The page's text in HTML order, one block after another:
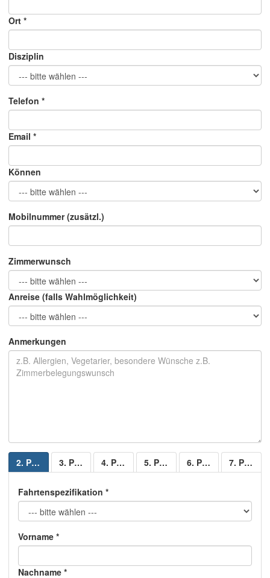
Ort *
Disziplin
Telefon *
Email *
Können
Mobilnummer (zusätzl.)
Zimmerwunsch
Anreise (falls Wahlmöglichkeit)
Anmerkungen
2. Person 3. Person 4. Person 5. Person 6. Person 7. Person
Fahrtenspezifikation *
Vorname *
Nachname *